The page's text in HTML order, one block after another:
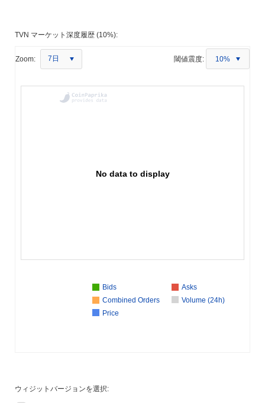
TVN マーケット深度履歴 (10%):
Zoom: 7日 閾値震度: 10%
No data to display
Bids
Asks
Combined Orders
Volume (24h)
Price
ウィジットバージョンを選択: